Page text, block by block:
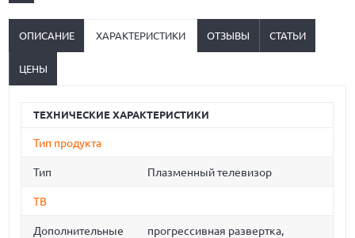
ОПИСАНИЕ ХАРАКТЕРИСТИКИ ОТЗЫВЫ СТАТЬИ
ЦЕНЫ
ТЕХНИЧЕСКИЕ ХАРАКТЕРИСТИКИ
Тип продукта
Тип Плазменный телевизор
ТВ
Дополнительные
прогрессивная развертка,